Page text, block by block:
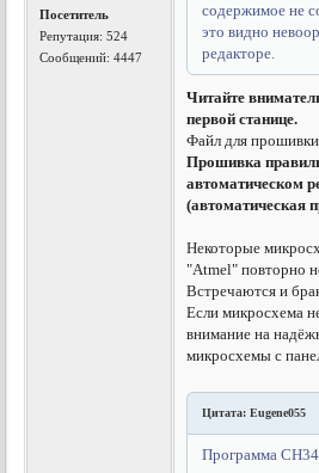
Посетитель
Репутация:524
Сообщений: 4447
содержимое не
это видно
редакторе.
Читайте
первой станице.
Файл для
Прошивка
автоматическом
(автоматическая
Некоторые
"Atmel" повторно
Встречаются и
Если микросхема
внимание на
микросхемы с
Цитата: Eugene055
Программа